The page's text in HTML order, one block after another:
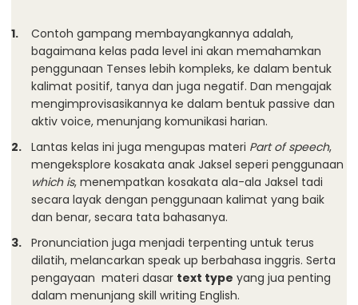
Contoh gampang membayangkannya adalah,
bagaimana kelas pada level ini akan memahamkan
penggunaan Tenses lebih kompleks, ke dalam bentuk
kalimat positif, tanya dan juga negatif. Dan mengajak
mengimprovisasikannya ke dalam bentuk passive dan
aktiv voice, menunjang komunikasi harian.
Lantas kelas ini juga mengupas materi Part of speech,
mengeksplore kosakata anak Jaksel seperi penggunaan
which is, menempatkan kosakata ala-ala Jaksel tadi
secara layak dengan penggunaan kalimat yang baik
dan benar, secara tata bahasanya.
Pronunciation juga menjadi terpenting untuk terus
dilatih, melancarkan speak up berbahasa inggris. Serta
pengayaan materi dasar text type yang jua penting
dalam menunjang skill writing English.